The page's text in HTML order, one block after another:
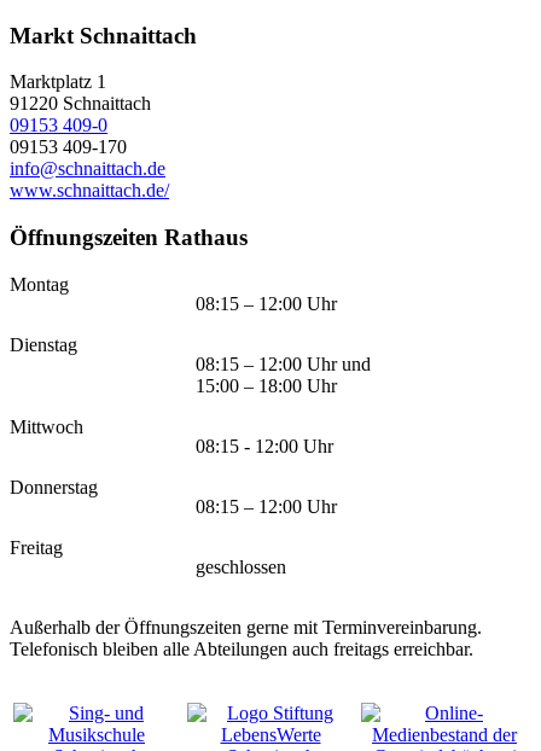
Markt Schnaittach
Marktplatz 1
91220 Schnaittach
09153 409-0
09153 409-170
info@schnaittach.de
www.schnaittach.de/
Öffnungszeiten Rathaus
Montag
08:15 – 12:00 Uhr
Dienstag
08:15 – 12:00 Uhr und
15:00 – 18:00 Uhr
Mittwoch
08:15 - 12:00 Uhr
Donnerstag
08:15 – 12:00 Uhr
Freitag
geschlossen
Außerhalb der Öffnungszeiten gerne mit Terminvereinbarung.
Telefonisch bleiben alle Abteilungen auch freitags erreichbar.